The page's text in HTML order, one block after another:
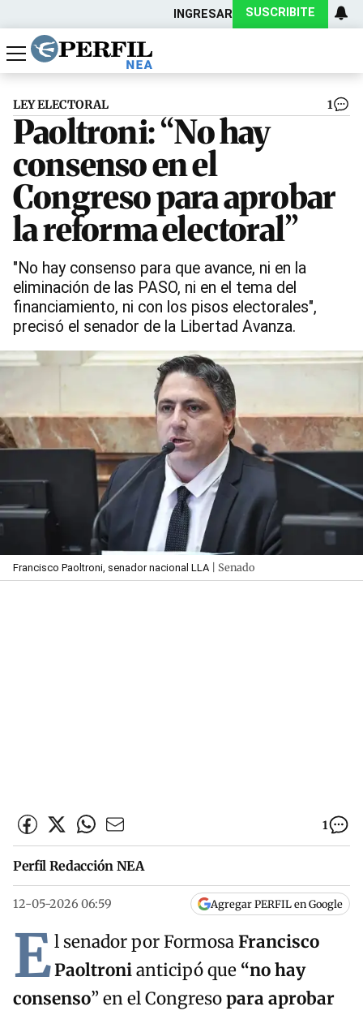
INGRESAR SUSCRIBITE
Política
Economía
Actualidad
LEY ELECTORAL 1
Paoltroni: “No hay
consenso en el
Congreso para aprobar
la reforma electoral”
"No hay consenso para que avance, ni en la
eliminación de las PASO, ni en el tema del
financiamiento, ni con los pisos electorales",
precisó el senador de la Libertad Avanza.
Francisco Paoltroni, senador nacional LLA | Senado
1
Perfil Redacción NEA
12-05-2026 06:59 Agregar PERFIL en Google
El senador por FormosaFrancisco
Paoltronianticipó que “no hay
consenso” en el Congresopara aprobar